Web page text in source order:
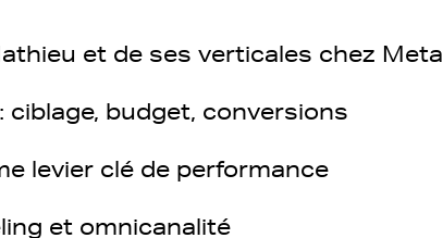
et de ses verticales chez Meta
ciblage, budget, conversions
levier clé de performance
et omnicanalité